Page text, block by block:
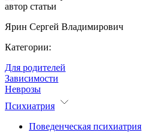
автор статьи
Ярин Сергей Владимирович
Категории:
Для родителей
Зависимости
Неврозы
Психиатрия
Поведенческая психиатрия